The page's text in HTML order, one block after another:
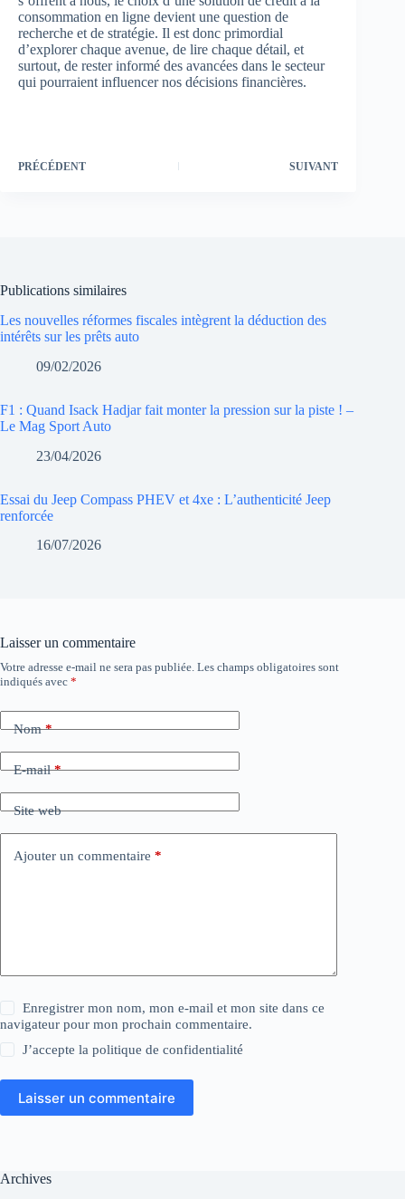
consommation en ligne devient une question de
recherche et de stratégie. Il est donc primordial
d’explorer chaque avenue, de lire chaque détail, et
surtout, de rester informé des avancées dans le secteur
qui pourraient influencer nos décisions financières.
PRÉCÉDENT SUIVANT
Publications similaires
Les nouvelles réformes fiscales intègrent la déduction des
intérêts sur les prêts auto
09/02/2026
F1 : Quand Isack Hadjar fait monter la pression sur la piste ! –
Le Mag Sport Auto
23/04/2026
Essai du Jeep Compass PHEV et 4xe : L’authenticité Jeep
renforcée
16/07/2026
Laisser un commentaire
Votre adresse e-mail ne sera pas publiée. Les champs obligatoires sont
indiqués avec *
Nom*
E-mail*
Site web
Ajouter un commentaire *
Enregistrer mon nom, mon e-mail et mon site dans ce
navigateur pour mon prochain commentaire.
J’accepte lapolitique de confidentialité
Laisser un commentaire
Archives